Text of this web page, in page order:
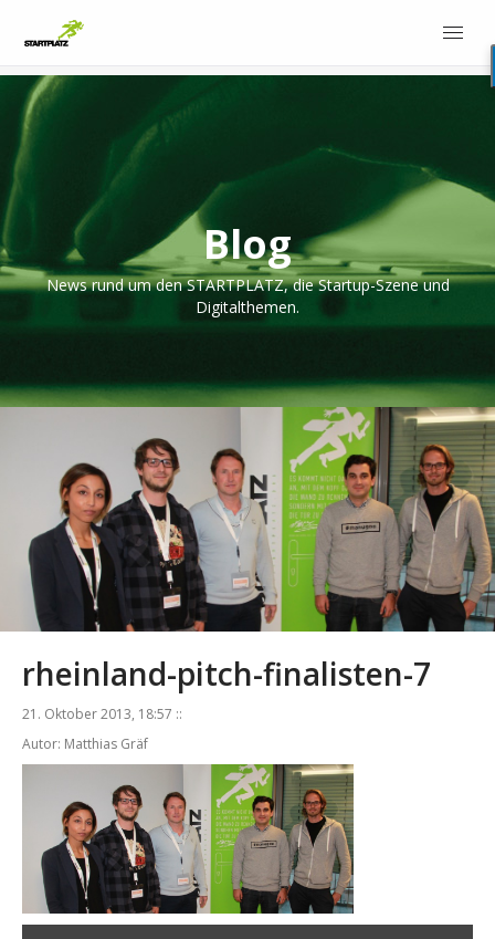
Blog
News rund um den STARTPLATZ, die Startup-Szene und
Digitalthemen.
rheinland-pitch-finalisten-7
21. Oktober 2013, 18:57 ::
Autor: Matthias Gräf